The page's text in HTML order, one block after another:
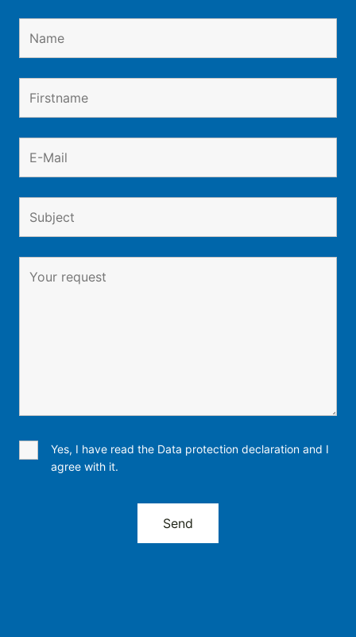
Yes, I have read the Data protection declaration and I
agree with it.